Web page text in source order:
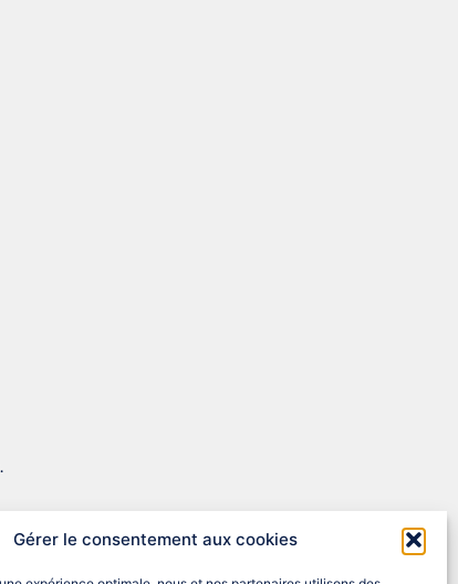
Gérer le consentement aux cookies